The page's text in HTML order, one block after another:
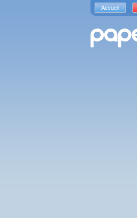
Accueil